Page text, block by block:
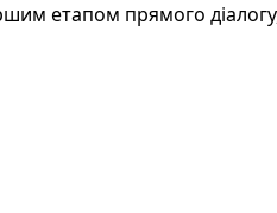
етапом прямого